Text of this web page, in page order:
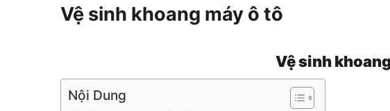
Vệ sinh khoang máy ô tô
Vệ sinh
Nội Dung